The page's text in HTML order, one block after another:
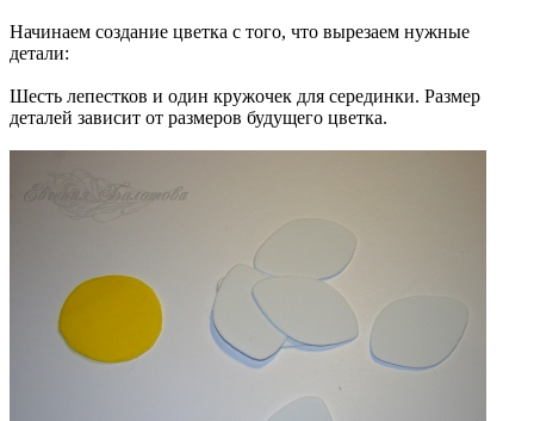
Начинаем создание цветка с того, что вырезаем нужные
детали:
Шесть лепестков и один кружочек для серединки. Размер
деталей зависит от размеров будущего цветка.